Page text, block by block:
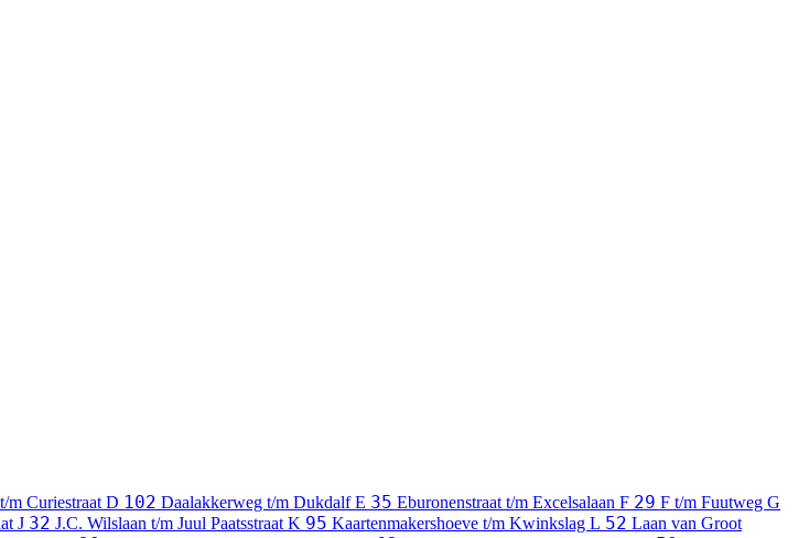
m Curiestraat D 102 Daalakkerweg t/m DukdalfE 35 Eburonenstraat t/m Excelsalaan F 29 F t/m Fuutweg G
J 32 J.C. Wilslaan t/m Juul Paatsstraat K 95 Kaartenmakershoeve t/m Kwinkslag L 52 Laan van Groot